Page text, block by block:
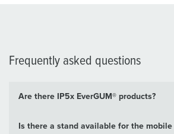
Frequently asked questions
Are there IP5x EverGUM® products?
Is there a stand available for the mobile